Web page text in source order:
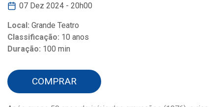
07 Dez 2024 - 20h00
Local: Grande Teatro
Classificação: 10 anos
Duração: 100 min
COMPRAR